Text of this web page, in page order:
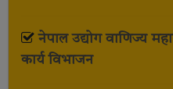
नेपाल उद्योग वाणिज्य
कार्य विभाजन